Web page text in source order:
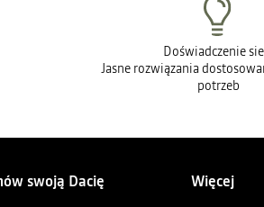
Doświadczenie
Jasne rozwiązania
potrzeb
swoją Dacię Więcej